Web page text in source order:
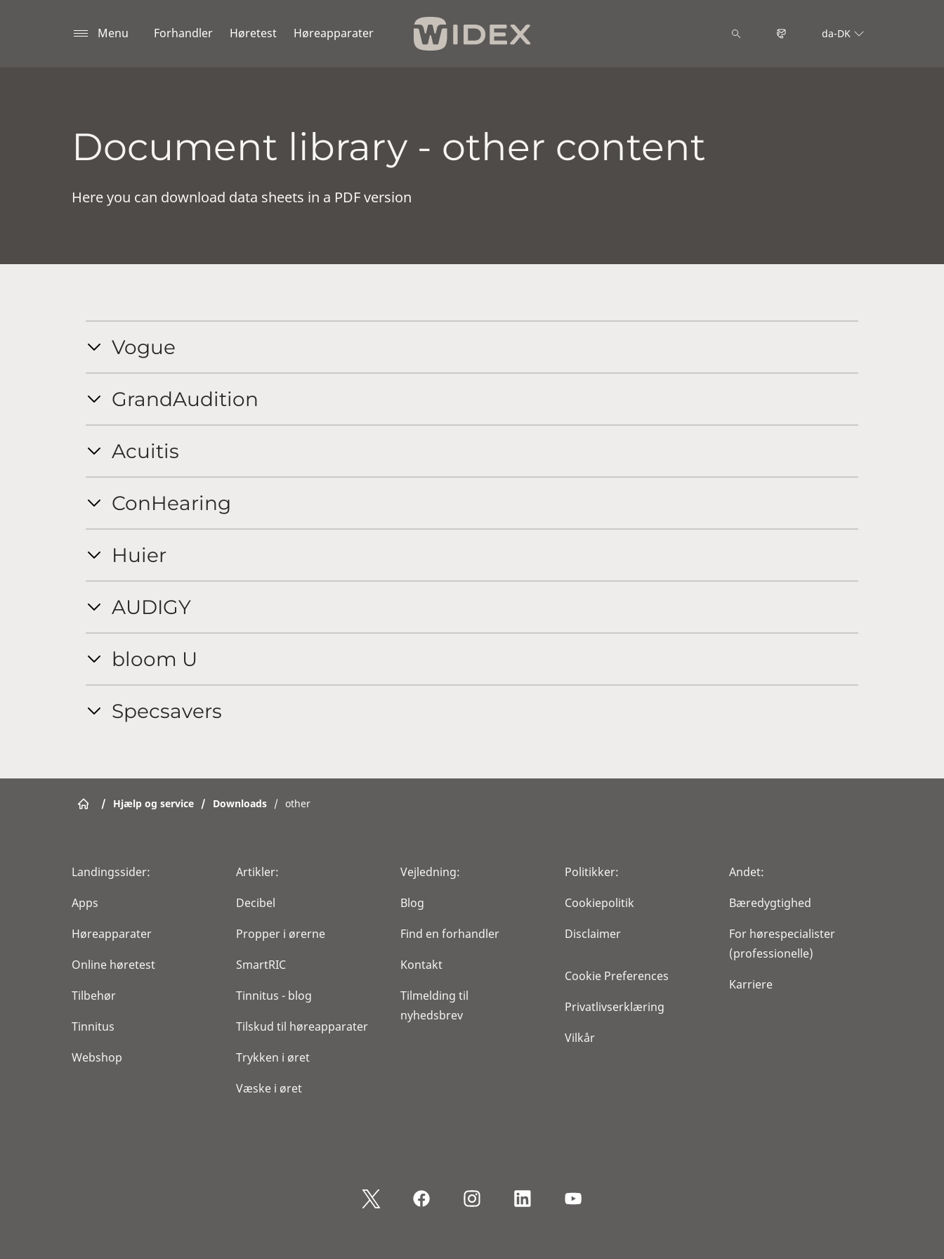
Menu Forhandler Høretest Høreapparater da-DK
Document library - other content
Here you can download data sheets in a PDF version
Vogue
GrandAudition
Acuitis
ConHearing
Huier
AUDIGY
bloom U
Specsavers
/ Hjælp og service / Downloads / other
Landingssider:
Apps
Høreapparater
Online høretest
Tilbehør
Tinnitus
Webshop
Artikler:
Decibel
Propper i ørerne
SmartRIC
Tinnitus - blog
Tilskud til høreapparater
Trykken i øret
Væske i øret
Vejledning:
Blog
Find en forhandler
Kontakt
Tilmelding til
nyhedsbrev
Politikker:
Cookiepolitik
Disclaimer
Cookie Preferences
Privatlivserklæring
Vilkår
Andet:
Bæredygtighed
For hørespecialister
(professionelle)
Karriere